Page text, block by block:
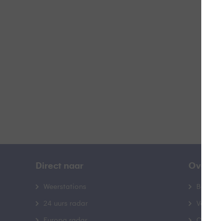
Direct naar
Weerstations
24 uurs radar
Over